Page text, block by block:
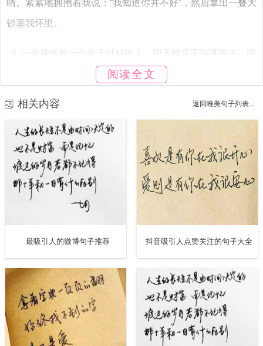
睛。紧紧地拥抱着我说：“我知道你并不好”，然后拿出一叠大
钞塞我怀里。
6. 一个能把每一个今天过好的人，明天也坏不到哪里去。因
为，对未来的真正慷慨，就是把最卓越的努力献给现在。
7. 有时候心里想说，嘴上却说不出来；有时候希望是这样，
得到的却是那样的；有时候想听一个声音，却知道那个声音
不属于你；有时候想帮助一个人，却深知无能为力；有时候
想回到从前，却已停不下前进的步伐；有时候以为会交叉，
却不然永远都在平行；有时候以为那是种幸福，却不知早已
将自己慢慢束缚！
8. 走再多路也走不进你心里，排名再高也排不进你心里。反
正就是你不属于我。
9. 若不抽出时间来创造自己想要的生活，你最终将不得不花
费大量的时间来应付自己不想要的生活。
10. 每个人都有这样的经历吧，躺在夜里却怎么也睡不着。
阅读全文
相关内容 返回唯美句子列表...
最吸引人的微博句子推荐 抖音吸引人点赞关注的句子大全